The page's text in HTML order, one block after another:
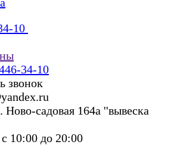
10
34-10
звонок
Ново-садовая 164а ''вывеска
10:00 до 20:00